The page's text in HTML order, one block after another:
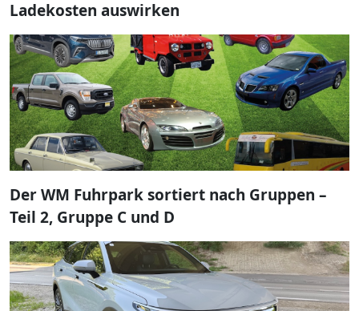
Ladekosten auswirken
Der WM Fuhrpark sortiert nach Gruppen –
Teil 2, Gruppe C und D